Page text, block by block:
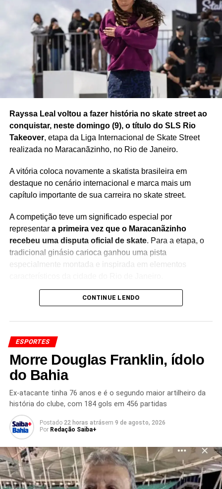
política dentro da estrutura da Fifa.
O posicionamento conjunto das três confederações
também demonstra a preocupação de parte significativa
do futebol internacional com os rumos da entidade e abre
espaço para novos debates sobre a liderança da
organização.
Redação Saiba+
Rayssa Leal voltou a fazer história no skate street ao
conquistar, neste domingo (9), o título do SLS Rio
Takeover, etapa da Liga Internacional de Skate Street
realizada no Maracanãzinho, no Rio de Janeiro.
A vitória coloca novamente a skatista brasileira em
destaque no cenário internacional e marca mais um
capítulo importante de sua carreira no skate street.
A competição teve um significado especial por
representar a primeira vez que o Maracanãzinho
recebeu uma disputa oficial de skate. Para a etapa, o
tradicional ginásio carioca ganhou uma pista
especialmente montada e inspirada em elementos
O SLS Rio Takeover correspondeu à
atletas da modalidade em uma disputa que movimentou o
Rayssa Leal se destacou ao longo da competição e
garantiu o primeiro lugar, ampliando sua trajetória de
conquistas no skate street. A brasileira é uma das
principais referências da modalidade e segue
acumulando resultados expressivos em competições
internacionais.
A realização da etapa em um dos espaços esportivos
mais tradicionais do Rio de Janeiro também representou
um momento importante para a modalidade, aproximando
oskate street do público cariocaem um cenário inédito
para a competição.
CONTINUE LENDO
ESPORTES
Morre Douglas Franklin, ídolo
do Bahia
Ex-atacante tinha 76 anos e é o segundo maior artilheiro da
história do clube, com 184 gols em 456 partidas
Postado 22 horas atrásem 9 de agosto, 2026
Por Redação Saiba+